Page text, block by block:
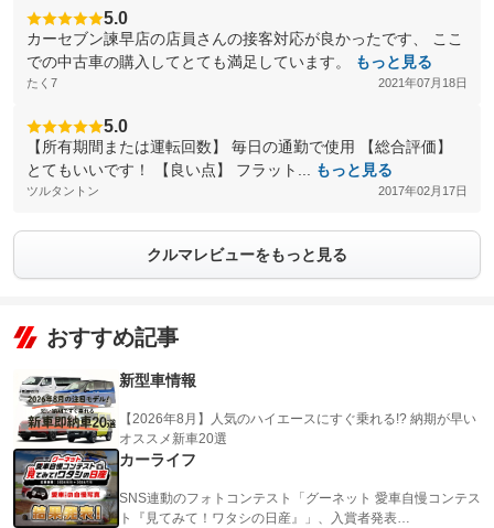
5.0
カーセブン諫早店の店員さんの接客対応が良かったです、 ここ
での中古車の購入してとても満足しています。
もっと見る
たく7 2021年07月18日
5.0
【所有期間または運転回数】 毎日の通勤で使用 【総合評価】
とてもいいです！ 【良い点】 フラット...
もっと見る
ツルタントン 2017年02月17日
クルマレビューをもっと見る
おすすめ記事
新型車情報
【2026年8月】人気のハイエースにすぐ乗れる!? 納期が早い
オススメ新車20選
カーライフ
SNS連動のフォトコンテスト「グーネット 愛車自慢コンテス
ト『見てみて！ワタシの日産』」、入賞者発表…